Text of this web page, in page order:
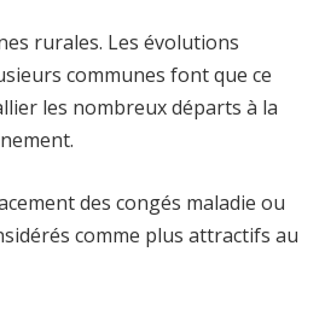
rurales. Les évolutions
communes font que ce
les nombreux départs à la
des congés maladie ou
comme plus attractifs au